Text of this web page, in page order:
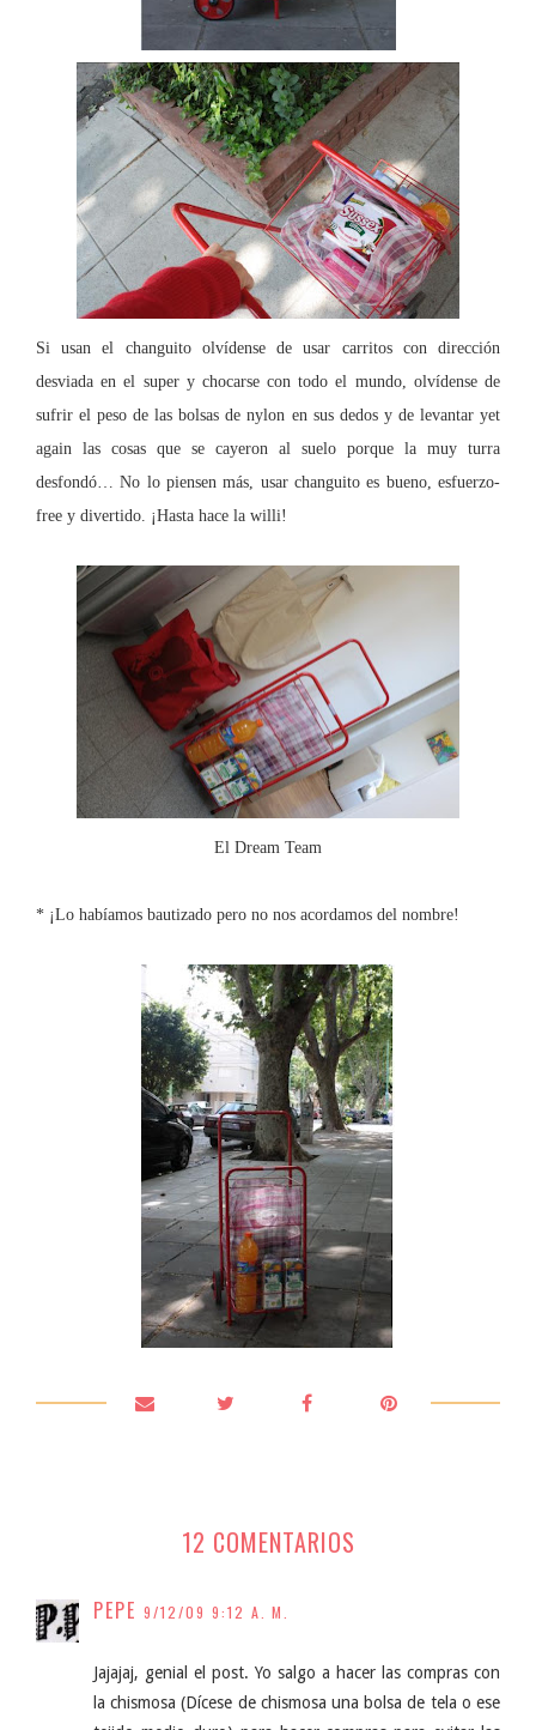
Si usan el changuito olvídense de usar carritos con dirección
desviada en el super y chocarse con todo el mundo, olvídense de
sufrir el peso de las bolsas de nylon en sus dedos y de levantar yet
again las cosas que se cayeron al suelo porque la muy turra
desfondó… No lo piensen más, usar changuito es bueno, esfuerzo-
free y divertido. ¡Hasta hace la willi!
El Dream Team
* ¡Lo habíamos bautizado pero no nos acordamos del nombre!
12 COMENTARIOS
PEPE 9/12/09 9:12 A. M.
Jajajaj, genial el post. Yo salgo a hacer las compras con
la chismosa (Dícese de chismosa una bolsa de tela o ese